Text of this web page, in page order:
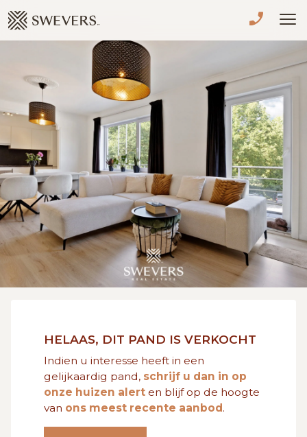
VACATURES MIJN FAVORIETEN
HUIZEN ALERT
VERKOPEN
TE KOOP
TE HUUR
NIEUWBOUW
ADVIES
OVER ONS
VASTGOEDCAFÉ
HELAAS, DIT PAND IS VERKOCHT
Indien u interesse heeft in een
gelijkaardig pand, schrijf u dan in op
onze huizen alert en blijf op de hoogte
van ons meest recente aanbod.